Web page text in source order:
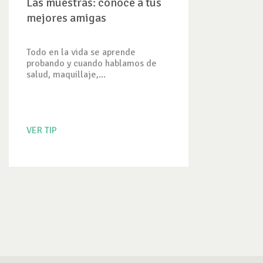
mejores amigas
Todo en la vida se aprende
probando y cuando hablamos de
salud, maquillaje,...
VER TIP